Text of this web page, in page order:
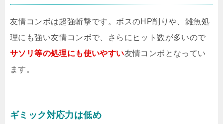
友情コンボは超強斬撃です。ボスのHP削りや、雑魚処
理にも強い友情コンボで、さらにヒット数が多いので
サソリ等の処理にも使いやすい友情コンボとなってい
ます。
ギミック対応力は低め